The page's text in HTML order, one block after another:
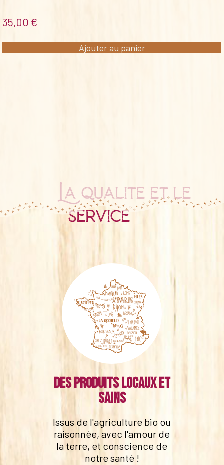
35,00 €
Ajouter au panier
La qualité et le
service
Des produits locaux et
sains
Issus de l'agriculture bio ou
raisonnée, avec l'amour de
la terre, et conscience de
notre santé !